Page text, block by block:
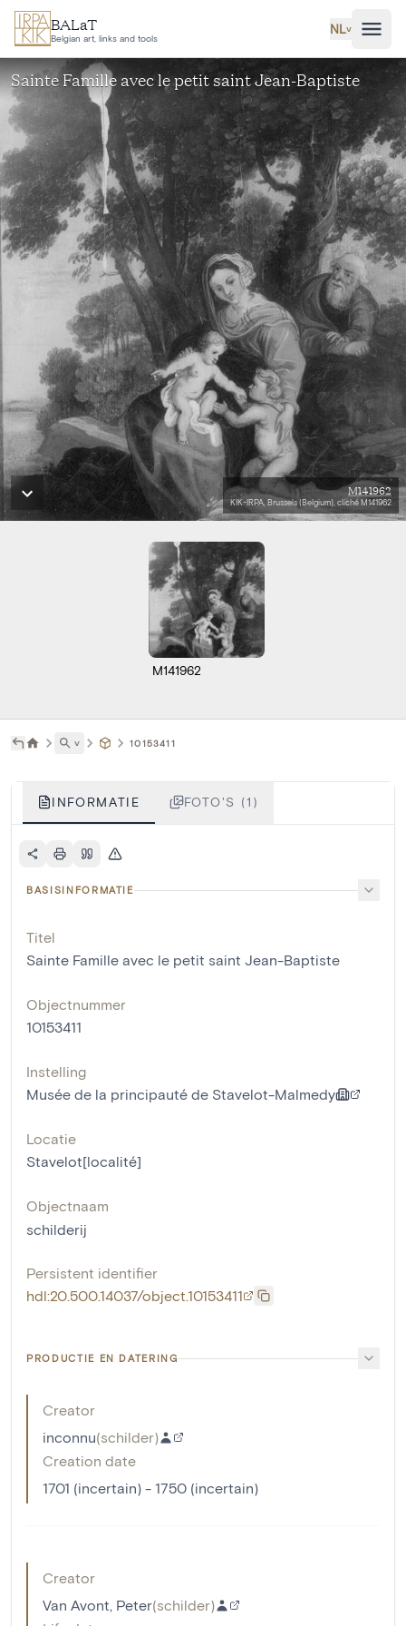
Ga naar hoofdinhoud
BALaT
Belgian art, links and tools
NL˅
Sainte Famille avec le petit saint Jean-Baptiste
M141962
KIK-IRPA, Brussels (Belgium), cliché M141962
M141962
˅ 10153411
INFORMATIE FOTO'S (1)
BASISINFORMATIE
Titel
Sainte Famille avec le petit saint Jean-Baptiste
Objectnummer
10153411
Instelling
Musée de la principauté de Stavelot-Malmedy
Locatie
Stavelot[localité]
Objectnaam
schilderij
Persistent identifier
hdl:20.500.14037/object.10153411
PRODUCTIE EN DATERING
Creator
inconnu(schilder)
Creation date
1701 (incertain) - 1750 (incertain)
Creator
Van Avont, Peter(schilder)